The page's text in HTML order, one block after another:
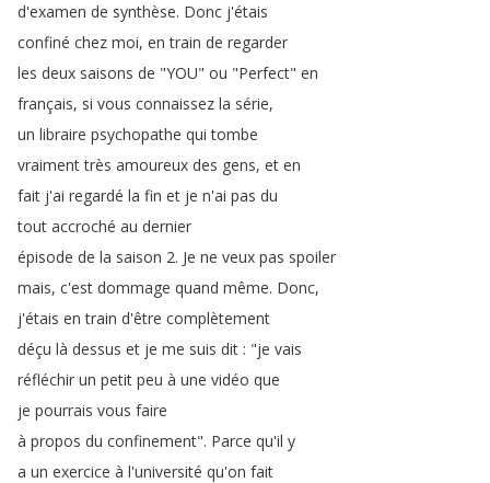
d'examen de synthèse. Donc j'étais
confiné chez moi, en train de regarder
les deux saisons de "YOU" ou "Perfect" en
français, si vous connaissez la série,
un libraire psychopathe qui tombe
vraiment très amoureux des gens, et en
fait j'ai regardé la fin et je n'ai pas du
tout accroché au dernier
épisode de la saison 2. Je ne veux pas spoiler
mais, c'est dommage quand même. Donc,
j'étais en train d'être complètement
déçu là dessus et je me suis dit : "je vais
réfléchir un petit peu à une vidéo que
je pourrais vous faire
à propos du confinement". Parce qu'il y
a un exercice à l'université qu'on fait